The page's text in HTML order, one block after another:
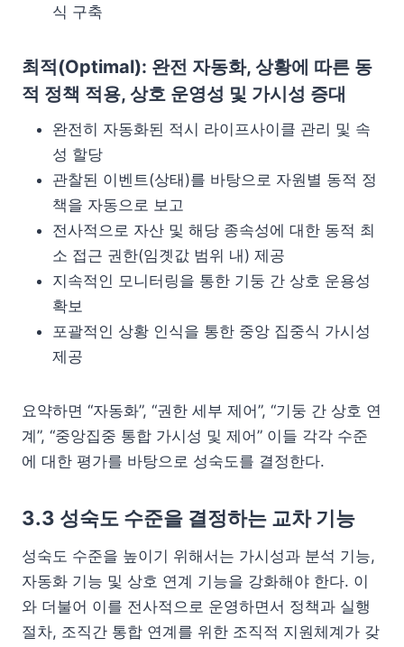
식 구축
최적(Optimal): 완전 자동화, 상황에 따른 동
적 정책 적용, 상호 운영성 및 가시성 증대
완전히 자동화된 적시 라이프사이클 관리 및 속
성 할당
관찰된 이벤트(상태)를 바탕으로 자원별 동적 정
책을 자동으로 보고
전사적으로 자산 및 해당 종속성에 대한 동적 최
소 접근 권한(임곗값 범위 내) 제공
지속적인 모니터링을 통한 기둥 간 상호 운용성
확보
포괄적인 상황 인식을 통한 중앙 집중식 가시성
제공
요약하면 “자동화”, “권한 세부 제어”, “기둥 간 상호 연
계”, “중앙집중 통합 가시성 및 제어” 이들 각각 수준
에 대한 평가를 바탕으로 성숙도를 결정한다.
3.3 성숙도 수준을 결정하는 교차 기능
성숙도 수준을 높이기 위해서는 가시성과 분석 기능,
자동화 기능 및 상호 연계 기능을 강화해야 한다. 이
와 더불어 이를 전사적으로 운영하면서 정책과 실행
절차, 조직간 통합 연계를 위한 조직적 지원체계가 갖